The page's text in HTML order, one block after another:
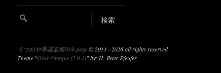
うつわや季器楽座Web-page© 2013 - 2026 all rights reserved
Theme "Grey Opaque (2.0.1)" by: H.-Peter Pfeufer